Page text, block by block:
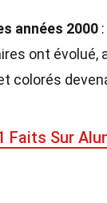
années 2000
ont évolué,
colorés
Faits Sur